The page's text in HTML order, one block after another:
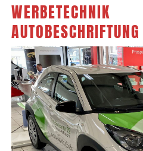
WERBETECHNIK
AUTOBESCHRIFTUNG